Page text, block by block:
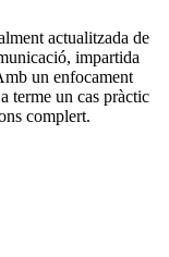
actualitzada de
impartida
un enfocament
terme un cas pràctic
complert.